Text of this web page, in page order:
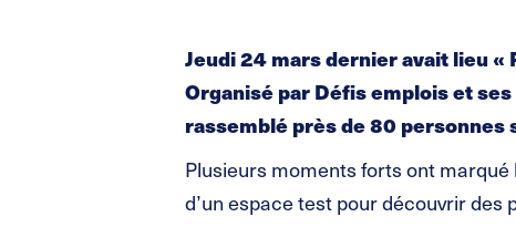
Jeudi 24 mars dernier avait lieu
Organisé par Défis emplois et
rassemblé près de 80 personnes
Plusieurs moments forts ont marqué
d’un espace test pour découvrir